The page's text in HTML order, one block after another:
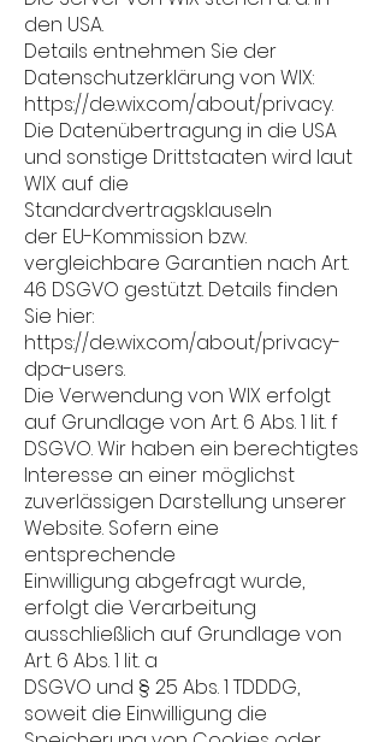
den USA.
Details entnehmen Sie der
Datenschutzerklärung von WIX:
https://de.wix.com/about/privacy.
Die Datenübertragung in die USA
und sonstige Drittstaaten wird laut
WIX auf die
Standardvertragsklauseln
der EU-Kommission bzw.
vergleichbare Garantien nach Art.
46 DSGVO gestützt. Details finden
Sie hier:
https://de.wix.com/about/privacy-
dpa-users.
Die Verwendung von WIX erfolgt
auf Grundlage von Art. 6 Abs. 1 lit. f
DSGVO. Wir haben ein berechtigtes
Interesse an einer möglichst
zuverlässigen Darstellung unserer
Website. Sofern eine
entsprechende
Einwilligung abgefragt wurde,
erfolgt die Verarbeitung
ausschließlich auf Grundlage von
Art. 6 Abs. 1 lit. a
DSGVO und § 25 Abs. 1 TDDDG,
soweit die Einwilligung die